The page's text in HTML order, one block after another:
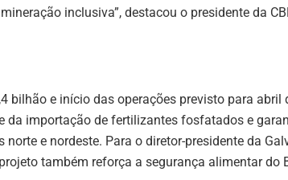
inclusiva”, destacou o presidente da
bilhão e início das operações previsto para abril
da importação de fertilizantes fosfatados e
norte e nordeste. Para o diretor-presidente da
também reforça a segurança alimentar do